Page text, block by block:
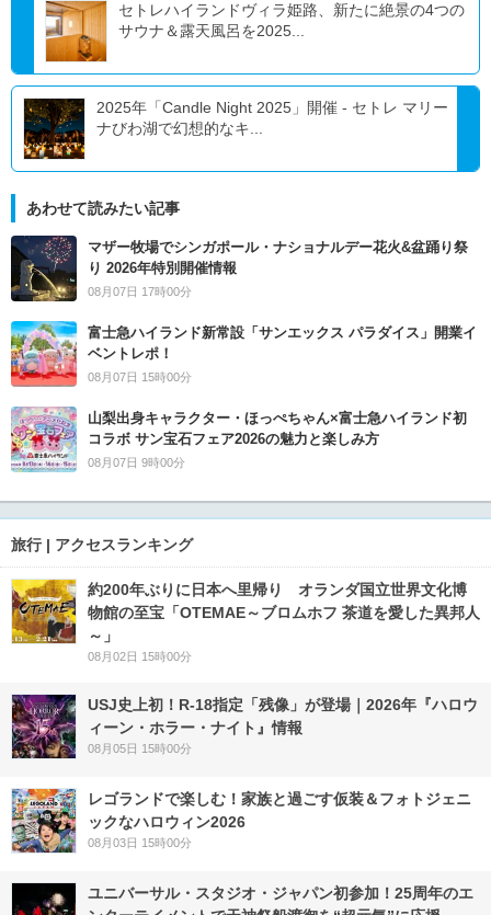
セトレハイランドヴィラ姫路、新たに絶景の4つの
サウナ＆露天風呂を2025...
2025年「Candle Night 2025」開催 - セトレ マリー
ナびわ湖で幻想的なキ...
あわせて読みたい記事
マザー牧場でシンガポール・ナショナルデー花火&盆踊り祭
り 2026年特別開催情報
08月07日 17時00分
富士急ハイランド新常設「サンエックス パラダイス」開業イ
ベントレポ！
08月07日 15時00分
山梨出身キャラクター・ほっぺちゃん×富士急ハイランド初
コラボ サン宝石フェア2026の魅力と楽しみ方
08月07日 9時00分
旅行 | アクセスランキング
約200年ぶりに日本へ里帰り オランダ国立世界文化博
物館の至宝「OTEMAE～ブロムホフ 茶道を愛した異邦人
～」
08月02日 15時00分
USJ史上初！R-18指定「残像」が登場｜2026年『ハロウ
ィーン・ホラー・ナイト』情報
08月05日 15時00分
レゴランドで楽しむ！家族と過ごす仮装＆フォトジェニ
ックなハロウィン2026
08月03日 15時00分
ユニバーサル・スタジオ・ジャパン初参加！25周年のエ